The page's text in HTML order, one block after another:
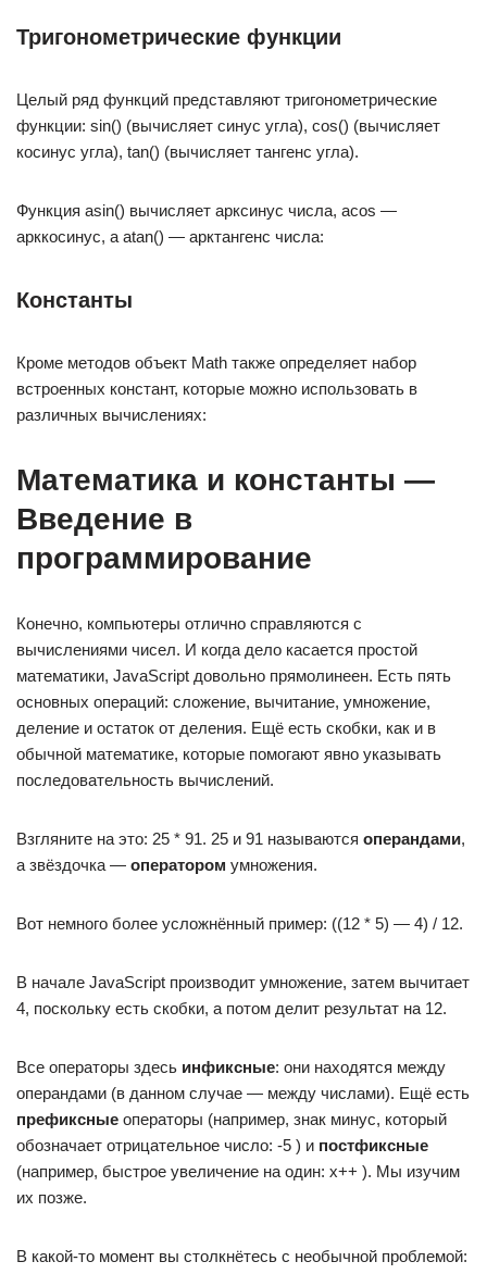
Тригонометрические функции
Целый ряд функций представляют тригонометрические
функции: sin() (вычисляет синус угла), cos() (вычисляет
косинус угла), tan() (вычисляет тангенс угла).
Функция asin() вычисляет арксинус числа, acos —
арккосинус, а atan() — арктангенс числа:
Константы
Кроме методов объект Math также определяет набор
встроенных констант, которые можно использовать в
различных вычислениях:
Математика и константы —
Введение в
программирование
Конечно, компьютеры отлично справляются с
вычислениями чисел. И когда дело касается простой
математики, JavaScript довольно прямолинеен. Есть пять
основных операций: сложение, вычитание, умножение,
деление и остаток от деления. Ещё есть скобки, как и в
обычной математике, которые помогают явно указывать
последовательность вычислений.
Взгляните на это: 25 * 91. 25 и 91 называются операндами,
а звёздочка — оператором умножения.
Вот немного более усложнённый пример: ((12 * 5) — 4) / 12.
В начале JavaScript производит умножение, затем вычитает
4, поскольку есть скобки, а потом делит результат на 12.
Все операторы здесь инфиксные: они находятся между
операндами (в данном случае — между числами). Ещё есть
префиксные операторы (например, знак минус, который
обозначает отрицательное число: -5 ) и постфиксные
(например, быстрое увеличение на один: x++ ). Мы изучим
их позже.
В какой-то момент вы столкнётесь с необычной проблемой: